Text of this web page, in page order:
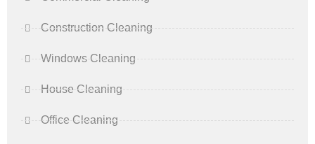
Construction Cleaning
Windows Cleaning
House Cleaning
Office Cleaning